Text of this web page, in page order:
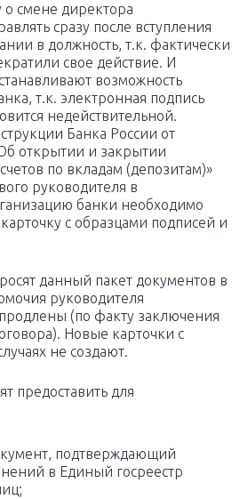
смене директора
сразу после вступления
в должность, т.к. фактически
свое действие. И
возможность
т.к. электронная подпись
недействительной.
Банка России от
открытии и закрытии
по вкладам (депозитам)»
руководителя в
банки необходимо
с образцами подписей и
данный пакет документов в
руководителя
(по факту заключения
Новые карточки с
не создают.
предоставить для
подтверждающий
в Единый госреестр